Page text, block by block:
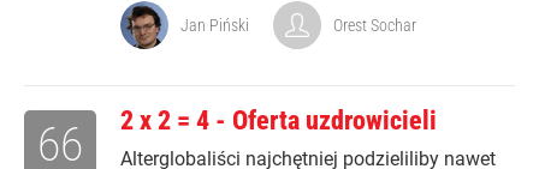
Jan Piński Orest Sochar
2 x 2 = 4 - Oferta uzdrowicieli
Alterglobaliści najchętniej podzieliliby nawet
66